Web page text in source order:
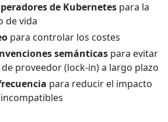
de Kubernetes para la
de vida
para controlar los costes
semánticas para evitar
proveedor (lock-in) a largo plazo
para reducir el impacto